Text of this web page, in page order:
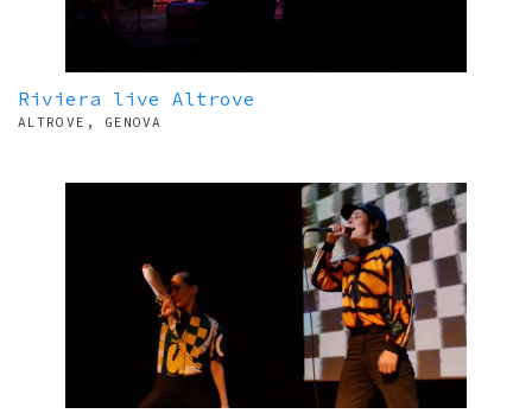
Riviera live Altrove
ALTROVE, GENOVA